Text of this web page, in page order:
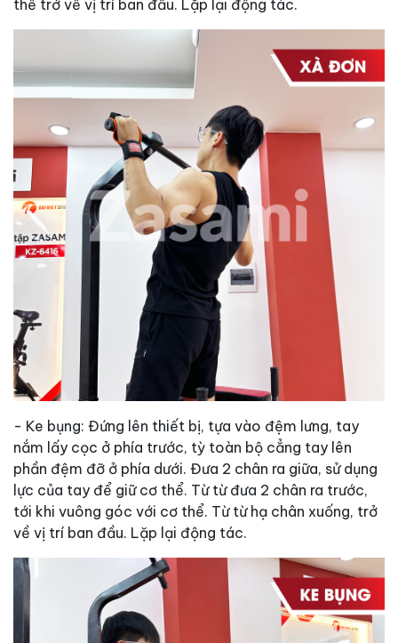
thể trở về vị trí ban đầu. Lặp lại động tác.
- Ke bụng: Đứng lên thiết bị, tựa vào đệm lưng, tay
nắm lấy cọc ở phía trước, tỳ toàn bộ cẳng tay lên
phần đệm đỡ ở phía dưới. Đưa 2 chân ra giữa, sử dụng
lực của tay để giữ cơ thể. Từ từ đưa 2 chân ra trước,
tới khi vuông góc với cơ thể. Từ từ hạ chân xuống, trở
về vị trí ban đầu. Lặp lại động tác.